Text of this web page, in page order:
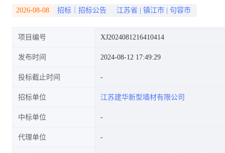
2026-08-08 招标｜招标公告 江苏省 镇江市 句容市
项目编号 XJ2024081216410414
发布时间 2024-08-12 17:49:29
投标截止时间
招标单位 江苏建华新型墙材有限公司
中标单位
代理单位